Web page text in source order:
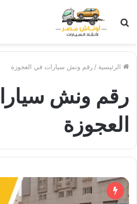
الرئيسية / رقم ونش سيارات في العجوزة
رقم ونش
العجوزة